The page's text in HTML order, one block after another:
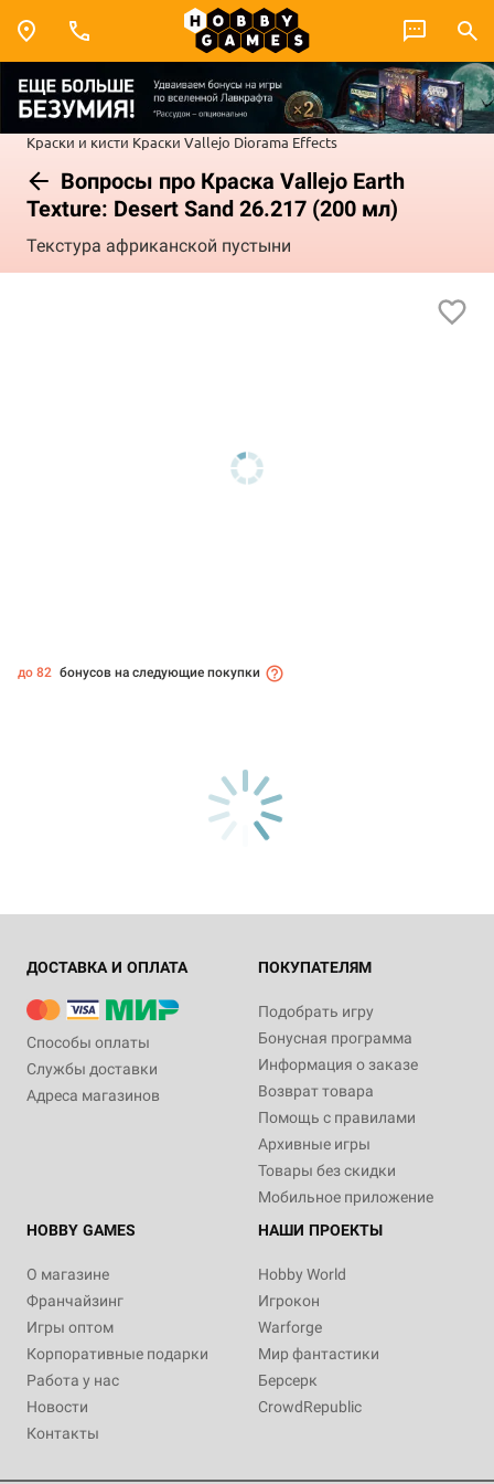
Краски и кисти Краски Vallejo Diorama Effects
Вопросы про Краска Vallejo Earth
Texture: Desert Sand 26.217 (200 мл)
Текстура африканской пустыни
до 82 бонусов на следующие покупки
ДОСТАВКА И ОПЛАТА
Способы оплаты
Службы доставки
Адреса магазинов
ПОКУПАТЕЛЯМ
Подобрать игру
Бонусная программа
Информация о заказе
Возврат товара
Помощь с правилами
Архивные игры
Товары без скидки
Мобильное приложение
HOBBY GAMES
О магазине
Франчайзинг
Игры оптом
Корпоративные подарки
Работа у нас
Новости
Контакты
НАШИ ПРОЕКТЫ
Hobby World
Игрокон
Warforge
Мир фантастики
Берсерк
CrowdRepublic